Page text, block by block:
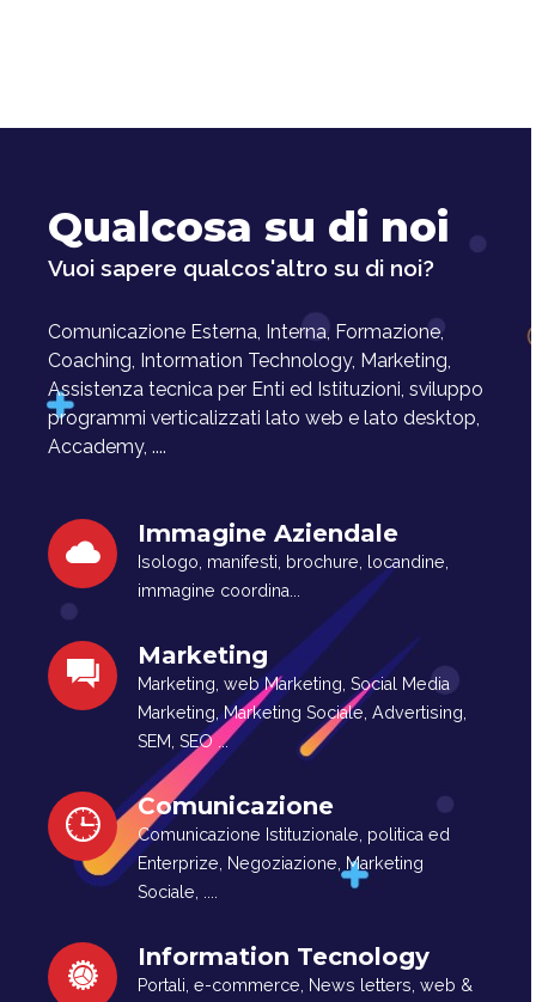
Qualcosa su di noi
Vuoi sapere qualcos'altro su di noi?
Comunicazione Esterna, Interna, Formazione,
Coaching, Intormation Technology, Marketing,
Assistenza tecnica per Enti ed Istituzioni, sviluppo
programmi verticalizzati lato web e lato desktop,
Accademy, ....
Immagine Aziendale
Isologo, manifesti, brochure, locandine,
immagine coordina...
Marketing
Marketing, web Marketing, Social Media
Marketing, Marketing Sociale, Advertising,
SEM, SEO ...
Comunicazione
Comunicazione Istituzionale, politica ed
Enterprize, Negoziazione, Marketing
Sociale, ....
Information Tecnology
Portali, e-commerce, News letters, web &